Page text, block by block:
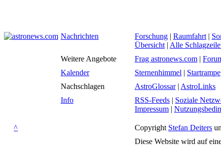
Nachrichten Forschung | Raumfahrt |
Übersicht | Alle
Weitere Angebote
Frag astronews.com |
Kalender
Sternenhimmel | Startrampe
Nachschlagen
AstroGlossar| AstroLinks
Info
RSS-Feeds | Soziale
Impressum |
^ Copyright Stefan Deiters
Diese Website wird auf